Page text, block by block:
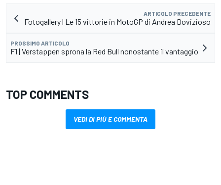
ARTICOLO PRECEDENTE
Fotogallery | Le 15 vittorie in MotoGP di Andrea Dovizioso
PROSSIMO ARTICOLO
F1 | Verstappen sprona la Red Bull nonostante il vantaggio
TOP COMMENTS
VEDI DI PIÙ E COMMENTA